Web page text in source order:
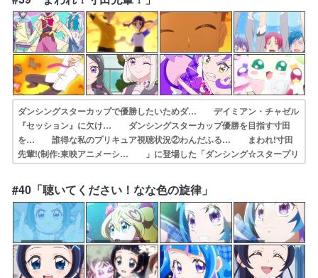
おばけが苦手なうたにハロウィンを楽しんで…
ダンシングスターカップで優勝したいためダ… デイミアン・チャゼル
『セッション』に欠け… ダンシングスターカップ優勝を目指す寸田
を… 誰得な私のプリキュア視聴状況②わんだふる… まわれ!寸田
先輩!(制作:東映アニメーシ… 」に登場した「ダンシング☆スタープリ
キュ… 2.5次元舞台の男性版プリキュアがアニメ… ダンシング・
ヒーロー。Dancing☆S… 結構濃厚な寸田☓こころ回観れて僕満足。
ぼ… ダンシングスターさんのゲスト回でもそもそ…
#40「聴いてください！なな色の旋律」